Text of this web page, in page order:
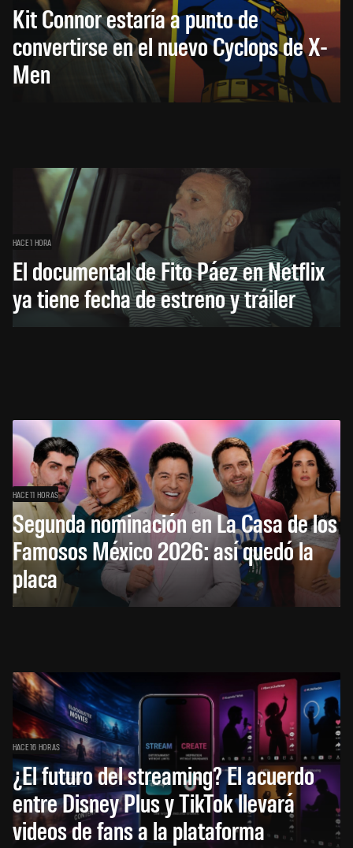
Kit Connor estaría a punto de
convertirse en el nuevo Cyclops de X-
Men
HACE 1 HORA
El documental de Fito Páez en Netflix
ya tiene fecha de estreno y tráiler
HACE 11 HORAS
Segunda nominación en La Casa de los
Famosos México 2026: así quedó la
placa
HACE 16 HORAS
¿El futuro del streaming? El acuerdo
entre Disney Plus y TikTok llevará
videos de fans a la plataforma